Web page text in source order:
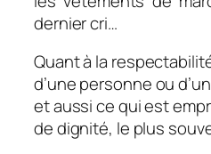
dernier cri…
Quant à la
d’une personne ou
et aussi ce qui est
de dignité, le plus